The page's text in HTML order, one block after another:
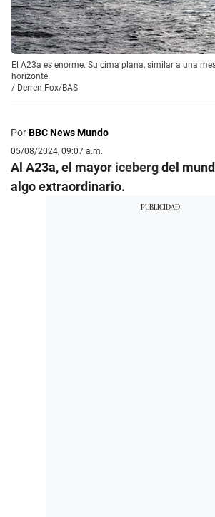
El A23a es enorme. Su cima plana, similar a una
horizonte.
/ Derren Fox/BAS
PorBBC News Mundo
05/08/2024, 09:07 a.m.
Al A23a, el mayor icebergdel
algo extraordinario.